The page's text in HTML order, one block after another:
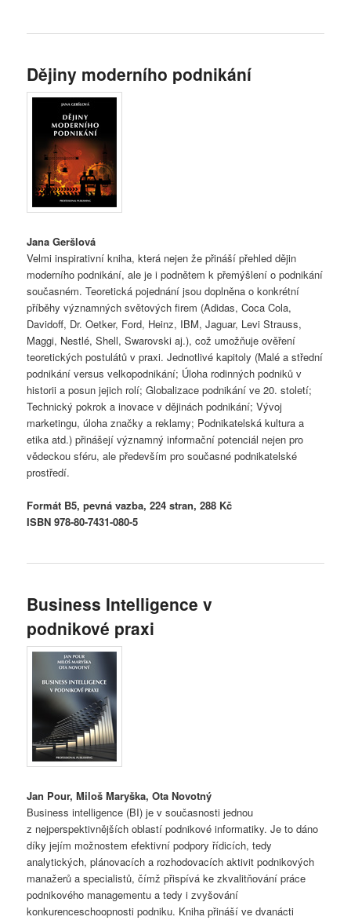
Dějiny moderního podnikání
Jana Geršlová
Velmi inspirativní kniha, která nejen že přináší přehled dějin
moderního podnikání, ale je i podnětem k přemýšlení o podnikání
současném. Teoretická pojednání jsou doplněna o konkrétní
příběhy významných světových firem (Adidas, Coca Cola,
Davidoff, Dr. Oetker, Ford, Heinz, IBM, Jaguar, Levi Strauss,
Maggi, Nestlé, Shell, Swarovski aj.), což umožňuje ověření
teoretických postulátů v praxi. Jednotlivé kapitoly (Malé a střední
podnikání versus velkopodnikání; Úloha rodinných podniků v
historii a posun jejich rolí; Globalizace podnikání ve 20. století;
Technický pokrok a inovace v dějinách podnikání; Vývoj
marketingu, úloha značky a reklamy; Podnikatelská kultura a
etika atd.) přinášejí významný informační potenciál nejen pro
vědeckou sféru, ale především pro současné podnikatelské
prostředí.
Formát B5, pevná vazba, 224 stran, 288 Kč
ISBN 978-80-7431-080-5
Business Intelligence v
podnikové praxi
Jan Pour, Miloš Maryška, Ota Novotný
Business intelligence (BI) je v současnosti jednou
z nejperspektivnějších oblastí podnikové informatiky. Je to dáno
díky jejím možnostem efektivní podpory řídicích, tedy
analytických, plánovacích a rozhodovacích aktivit podnikových
manažerů a specialistů, čímž přispívá ke zkvalitňování práce
podnikového managementu a tedy i zvyšování
konkurenceschoopnosti podniku. Kniha přináší ve dvanácti